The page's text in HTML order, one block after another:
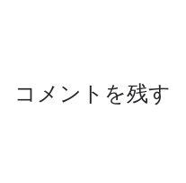
コメントを残す